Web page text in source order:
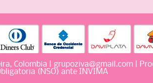
Colombia | grupoziva@gmail.com|
(NSO) ante INVIMA